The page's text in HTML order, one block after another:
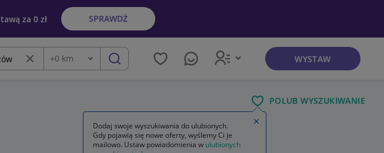
za 0 zł SPRAWDŹ
Wyczyść frazę
Odległość
+0 km szukaj WYSTAW
POLUB WYSZUKIWANIE
Dodaj swoje wyszukiwania do ulubionych.
Gdy pojawią się nowe oferty, wyślemy Ci je
mailowo. Ustaw powiadomienia w ulubionych
Zamknij wskazówkę